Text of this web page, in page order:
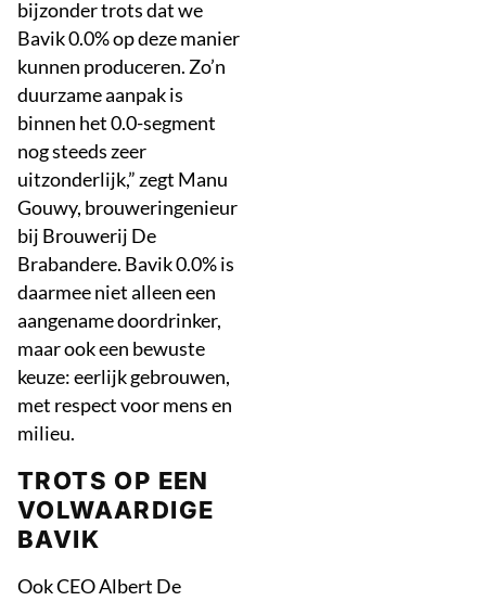
bijzonder trots dat we
Bavik 0.0% op deze manier
kunnen produceren. Zo’n
duurzame aanpak is
binnen het 0.0-segment
nog steeds zeer
uitzonderlijk,” zegt Manu
Gouwy, brouweringenieur
bij Brouwerij De
Brabandere. Bavik 0.0% is
daarmee niet alleen een
aangename doordrinker,
maar ook een bewuste
keuze: eerlijk gebrouwen,
met respect voor mens en
milieu.
TROTS OP EEN
VOLWAARDIGE
BAVIK
Ook CEO Albert De